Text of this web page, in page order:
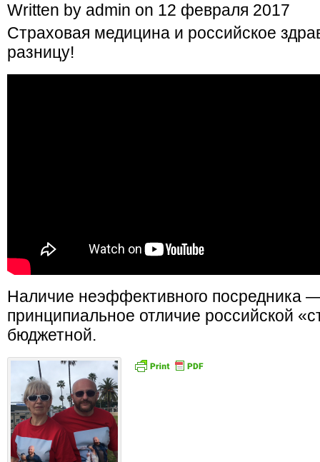
Written by admin on 12 февраля 2017
Страховая медицина и российское
разницу!
Наличие неэффективного посредника
принципиальное отличие российской
бюджетной.